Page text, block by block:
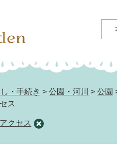
・手続き > 公園・河川 > 公園
ス
クセス